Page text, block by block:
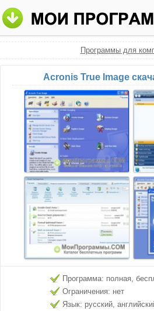
Программы для
Acronis True Image
Программа: полная,
Ограничения: нет
Язык: русский,